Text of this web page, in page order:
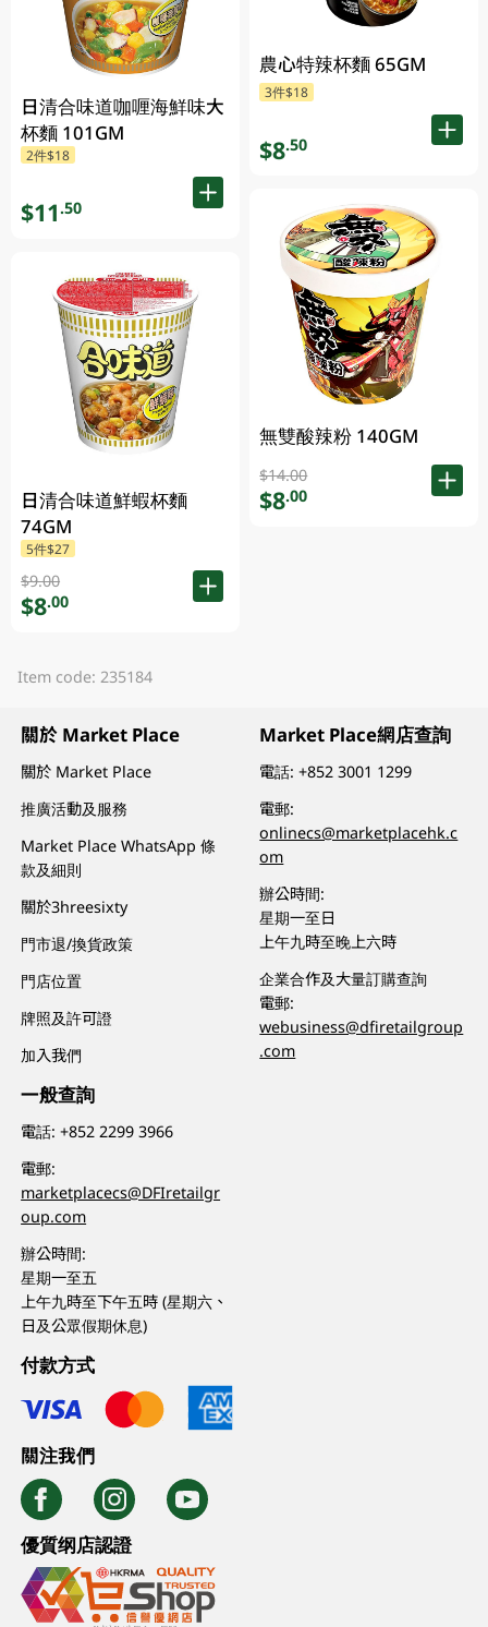
日清合味道咖喱海鮮味大
杯麵 101GM
2件$18
$11.50
日清合味道鮮蝦杯麵
74GM
5件$27
$9.00
$8.00
農心特辣杯麵 65GM
3件$18
$8.50
無雙酸辣粉 140GM
$14.00
$8.00
Item code: 235184
關於 Market Place
關於 Market Place
推廣活動及服務
Market Place WhatsApp 條
款及細則
關於3hreesixty
門市退/換貨政策
門店位置
牌照及許可證
加入我們
一般查詢
電話:+852 2299 3966
電郵:
marketplacecs@DFIretailgr
oup.com
辦公時間:
星期一至五
上午九時至下午五時 (星期六、
日及公眾假期休息)
Market Place網店查詢
電話:+852 3001 1299
電郵:
onlinecs@marketplacehk.c
om
辦公時間:
星期一至日
上午九時至晚上六時
企業合作及大量訂購查詢
電郵:
webusiness@dfiretailgroup
.com
付款方式
關注我們
優質纲店認證